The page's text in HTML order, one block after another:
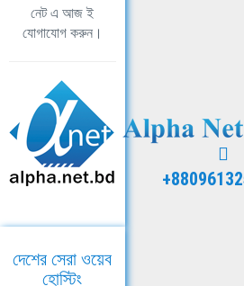
নেট এ আজ ই
যোগাযোগ করুন।
দেশের সেরা ওয়েব
হোস্টিং